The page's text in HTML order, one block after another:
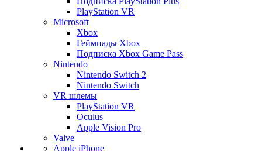
PlayStation VR
Microsoft
Xbox
Геймпады Xbox
Подписка Xbox Game Pass
Nintendo
Nintendo Switch 2
Nintendo Switch
VR шлемы
PlayStation VR
Oculus
Apple Vision Pro
Valve
Apple iPhone